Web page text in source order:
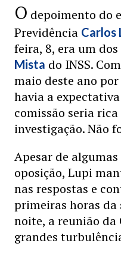
O depoimento do
Previdência Carlos
feira, 8, era um
Mista do INSS.
maio deste ano
havia a
comissão seria
investigação. Não
Apesar de
oposição, Lupi
nas respostas e
primeiras horas da
noite, a reunião da
grandes